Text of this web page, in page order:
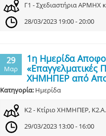
Γ1 - Σχεδιαστήρια ΑΡΜΗΧ
28/03/2023 19:00 - 20:00
29
Μαρ
1η Ημερίδα
«Επαγγελματικές
ΧΗΜΗΠΕΡ από
Κατηγορία: Ημερίδα
Κ2 - Κτίριο ΧΗΜΗΠΕΡ,
29/03/2023 13:00 - 16:00